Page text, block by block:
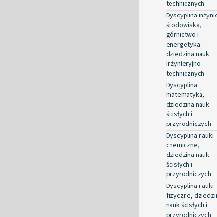
technicznych
Dyscyplina
środowiska,
górnictwo i
energetyka,
dziedzina nauk
inżynieryjno-
technicznych
Dyscyplina
matematyka,
dziedzina nauk
ścisłych i
przyrodniczych
Dyscyplina nauki
chemiczne,
dziedzina nauk
ścisłych i
przyrodniczych
Dyscyplina nauki
fizyczne,
nauk ścisłych i
przyrodniczych